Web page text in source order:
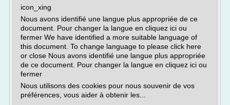
icon_xing
Nous avons identifié une langue plus appropriée de ce
document. Pour changer la langue en cliquez ici ou
fermer We have identified a more suitable language of
this document. To change language to please click here
or close Nous avons identifié une langue plus appropriée
de ce document. Pour changer la langue en cliquez ici ou
fermer
Nous utilisons des cookies pour nous souvenir de vos
préférences, vous aider à obtenir les...